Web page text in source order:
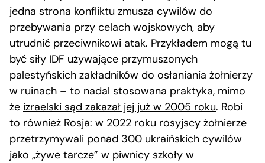
jedna strona konfliktu zmusza cywilów do
przebywania przy celach wojskowych, aby
utrudnić przeciwnikowi atak. Przykładem mogą tu
być siły IDF używające przymuszonych
palestyńskich zakładników do osłaniania żołnierzy
w ruinach – to nadal stosowana praktyka, mimo
że izraelski sąd zakazał jej już w 2005 roku. Robi
to również Rosja: w 2022 roku rosyjscy żołnierze
przetrzymywali ponad 300 ukraińskich cywilów
jako „żywe tarcze” w piwnicy szkoły w